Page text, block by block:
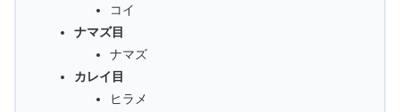
コイ
ナマズ目
ナマズ
カレイ目
ヒラメ